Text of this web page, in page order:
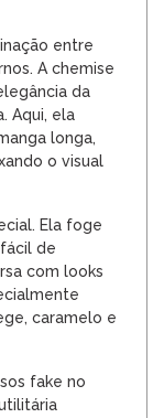
entre
A chemise
da
Aqui, ela
longa,
o visual
Ela foge
de
com looks
caramelo e
fake no